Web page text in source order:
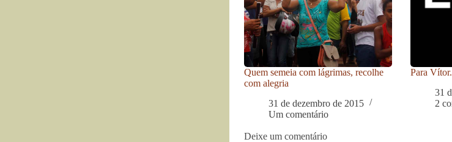
Quem semeia com lágrimas, recolhe
com alegria
31 de dezembro de 2015
Um comentário
Para
31
2
Deixe um comentário